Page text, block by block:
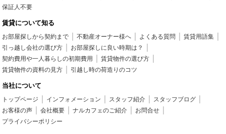
保証人不要
賃貸について知る
お部屋探しから契約まで 不動産オーナー様へ よくある質問
賃貸用語集
引っ越し会社の選び方
お部屋探しに良い時期は？
契約費用や一人暮らしの初期費用
賃貸物件の選び方
賃貸物件の資料の見方
引越し時の荷造りのコツ
当社について
トップページ インフォメーション スタッフ紹介
スタッフブログ
お客様の声
会社概要 ナルカフェのご紹介
お問合せ
プライバシーポリシー